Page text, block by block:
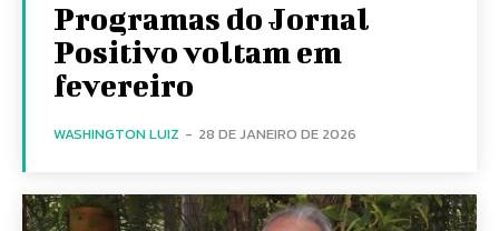
Programas do Jornal
Positivo voltam em
fevereiro
WASHINGTON LUIZ - 28 DE JANEIRO DE 2026